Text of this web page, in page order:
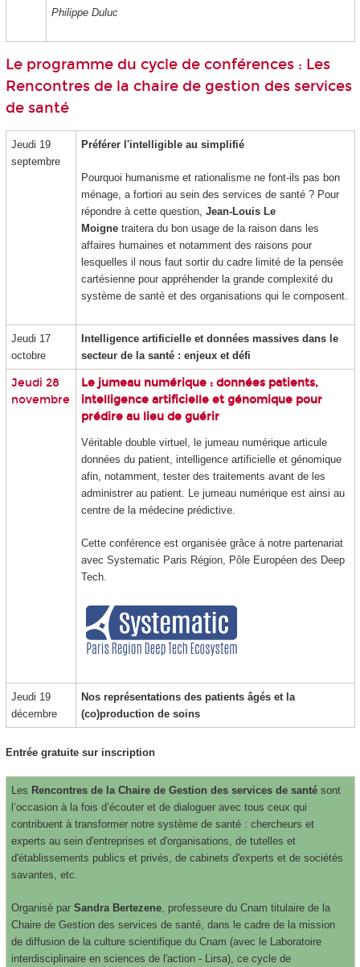
Philippe Duluc
Le programme du cycle de conférences : Les
Rencontres de la chaire de gestion des services
de santé
Jeudi 19
septembre
Préférer l'intelligible au simplifié
Pourquoi humanisme et rationalisme ne font-ils pas bon
ménage, a fortiori au sein des services de santé ? Pour
répondre à cette question, Jean-Louis Le
Moigne traitera du bon usage de la raison dans les
affaires humaines et notamment des raisons pour
lesquelles il nous faut sortir du cadre limité de la pensée
cartésienne pour appréhender la grande complexité du
système de santé et des organisations qui le composent.
Jeudi 17
octobre
Intelligence artificielle et données massives dans le
secteur de la santé : enjeux et défi
Jeudi 28
novembre
Le jumeau numérique : données patients,
intelligence artificielle et génomique pour
prédire au lieu de guérir
Véritable double virtuel, le jumeau numérique articule
données du patient, intelligence artificielle et génomique
afin, notamment, tester des traitements avant de les
administrer au patient. Le jumeau numérique est ainsi au
centre de la médecine prédictive.
Cette conférence est organisée grâce à notre partenariat
avec Systematic Paris Région, Pôle Européen des Deep
Tech.
Jeudi 19
décembre
Nos représentations des patients âgés et la
(co)production de soins
Entrée gratuite sur inscription
Les Rencontres de la Chaire de Gestion des services de santé sont
l’occasion à la fois d’écouter et de dialoguer avec tous ceux qui
contribuent à transformer notre système de santé : chercheurs et
experts au sein d'entreprises et d'organisations, de tutelles et
d'établissements publics et privés, de cabinets d'experts et de sociétés
savantes, etc.
Organisé par Sandra Bertezene , professeure du Cnam titulaire de la
Chaire de Gestion des services de santé, dans le cadre de la mission
de diffusion de la culture scientifique du Cnam (avec le Laboratoire
interdisciplinaire en sciences de l'action - Lirsa), ce cycle de